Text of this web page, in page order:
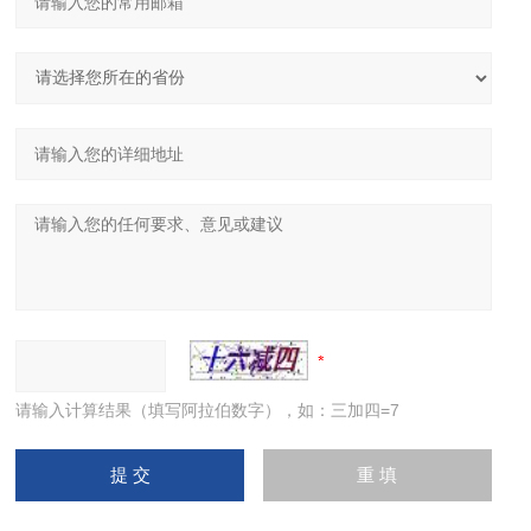
请输入计算结果（填写阿拉伯数字），如：三加四=7